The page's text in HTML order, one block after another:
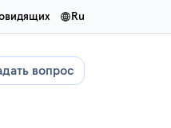
ru
вопрос